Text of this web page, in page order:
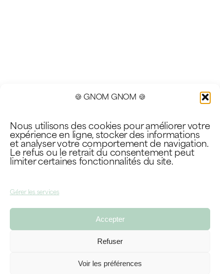
🍪 GNOM GNOM 🍪
Nous utilisons des cookies pour améliorer votre
expérience en ligne, stocker des informations
et analyser votre comportement de navigation.
Le refus ou le retrait du consentement peut
limiter certaines fonctionnalités du site.
Gérer les services
Accepter
Refuser
Voir les préférences